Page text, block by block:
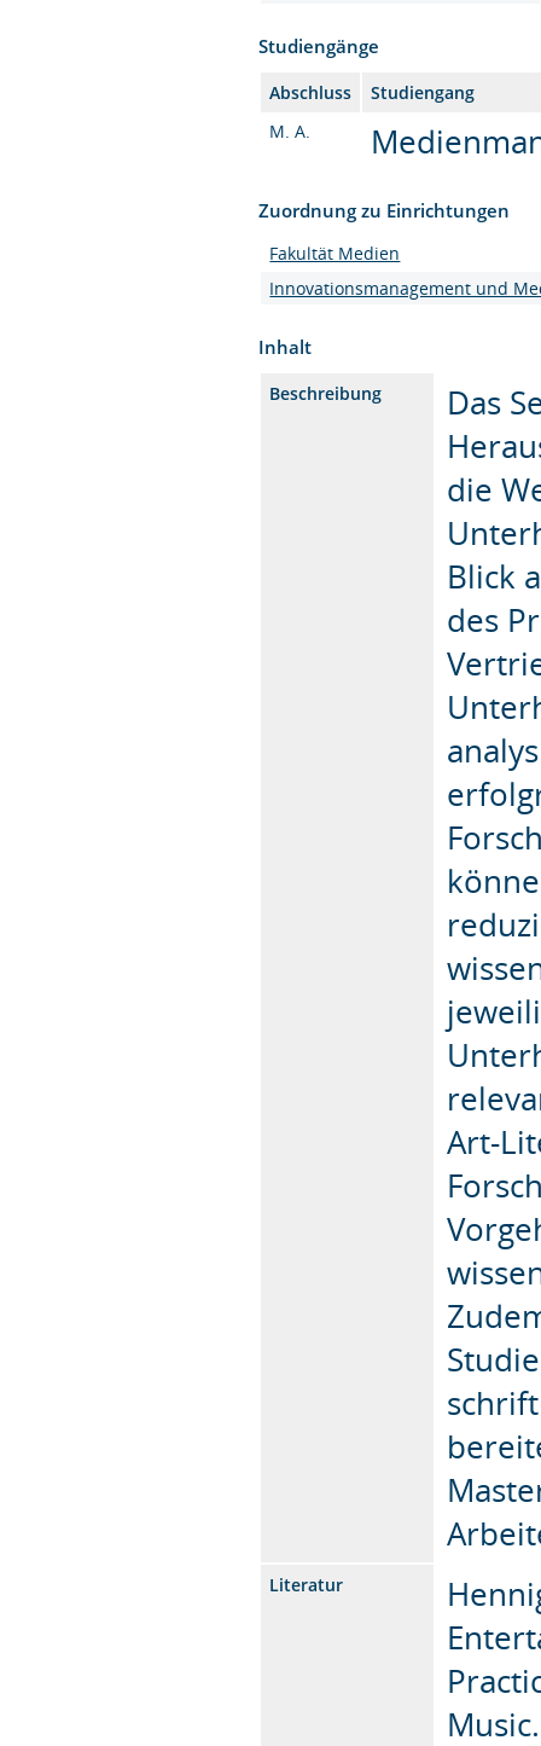
Studiengänge
Abschluss
Studiengang
M. A.
Zuordnung zu Einrichtungen
Fakultät Medien
Innovationsmanagement und
Inhalt
Beschreibung
Das
die
Blick
des
Art-
Literatur